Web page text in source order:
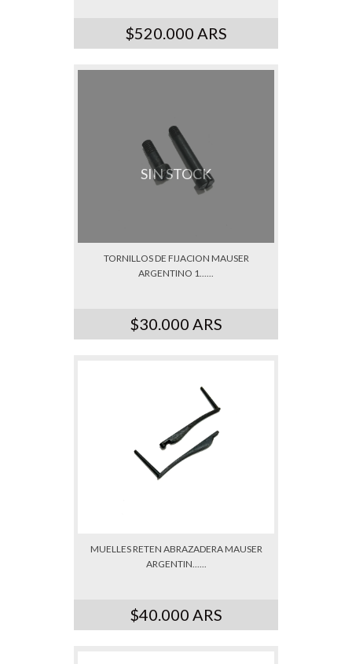
$520.000 ARS
SIN STOCK
TORNILLOS DE FIJACION MAUSER
ARGENTINO 1......
$30.000 ARS
MUELLES RETEN ABRAZADERA MAUSER
ARGENTIN......
$40.000 ARS